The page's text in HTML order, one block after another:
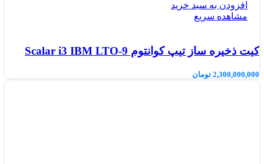
افزودن به سبد خرید
مشاهده سریع
کیت ذخیره ساز تیپ کوانتوم Scalar i3 IBM LTO-9
2,300,000,000 تومان